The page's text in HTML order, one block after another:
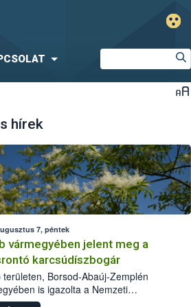
hírek
7, péntek
vármegyében jelent meg a
karcsúdíszbogár
területen, Borsod-Abaúj-Zemplén
is igazolta a Nemzeti
biztonsági Hivatal (Nébih) a